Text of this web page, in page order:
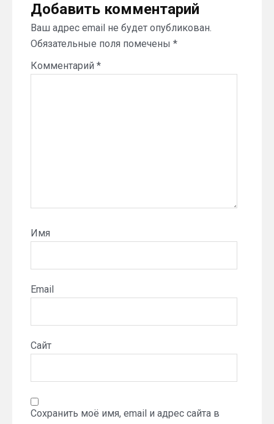
Добавить комментарий
Ваш адрес email не будет опубликован.
Обязательные поля помечены *
Комментарий *
Имя
Email
Сайт
Сохранить моё имя, email и адрес сайта в